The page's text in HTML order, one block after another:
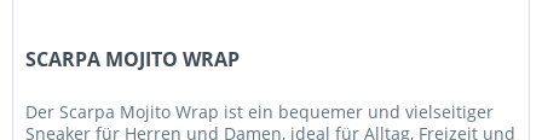
SCARPA MOJITO WRAP
Der Scarpa Mojito Wrap ist ein bequemer und vielseitiger
Sneaker für Herren und Damen, ideal für Alltag, Freizeit und